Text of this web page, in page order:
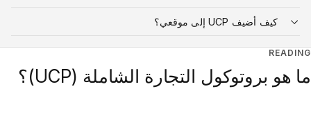
كيف أضيف UCP إلى موقعي؟
READING
ما هو بروتوكول التجارة الشاملة (UCP)؟